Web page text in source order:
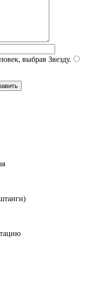
выбрав Звезду.